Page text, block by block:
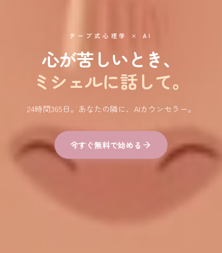
テープ式心理学 × AI
心が苦しいとき、
ミシェルに話して。
24時間365日。あなたの隣に、AIカウンセラー。
今すぐ無料で始める